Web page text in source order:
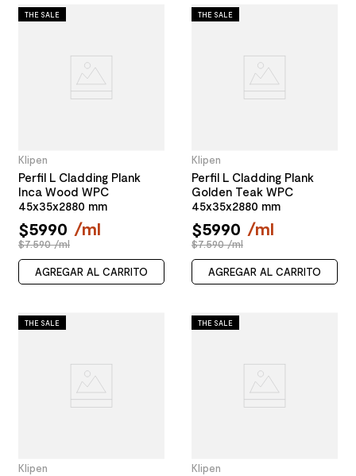
THE SALE
Klipen
Perfil L Cladding Plank
Inca Wood WPC
45x35x2880 mm
$5990 /ml
$7.590 /ml
AGREGAR AL CARRITO
THE SALE
Klipen
Perfil L Cladding Plank
Golden Teak WPC
45x35x2880 mm
$5990 /ml
$7.590 /ml
AGREGAR AL CARRITO
THE SALE
Klipen
THE SALE
Klipen